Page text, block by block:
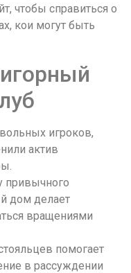
чтобы справиться о
кои могут быть
игроков,
актив
привычного
дом делает
вращениями
помогает
в рассуждении